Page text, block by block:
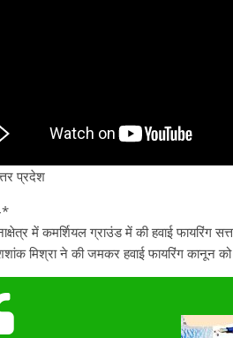
प्रदेश
में कमर्शियल ग्राउंड में की हवाई फायरिंग
मिश्रा ने की जमकर हवाई फायरिंग कानून